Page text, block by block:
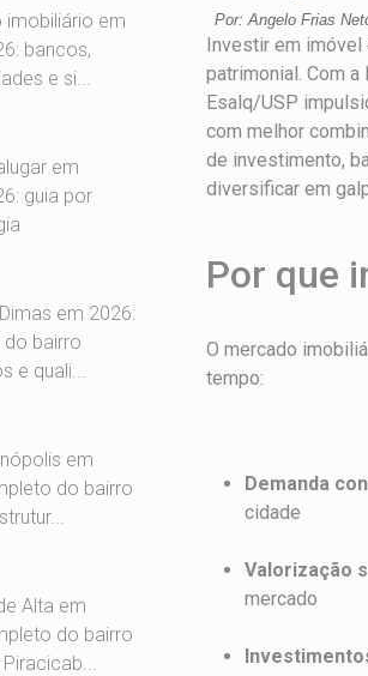
imobiliário em
bancos,
e si...
em
guia por
em 2026:
bairro
e quali...
em
do bairro
Alta em
do bairro
Por: Angelo Frias
Investir em imóvel
patrimonial. Com
Esalq/USP
com melhor
de investimento,
diversificar em
Por que
O mercado
tempo:
Demanda
cidade
Valorização
mercado